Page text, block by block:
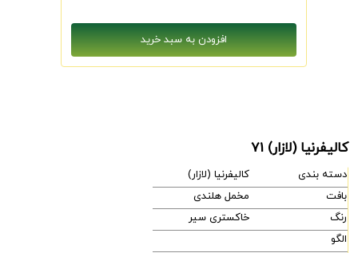
کالیفرنیا (لازار) 71
دسته بندی
کالیفرنیا (لازار)
بافت
مخمل هلندی
رنگ
خاکستری سیر
الگو